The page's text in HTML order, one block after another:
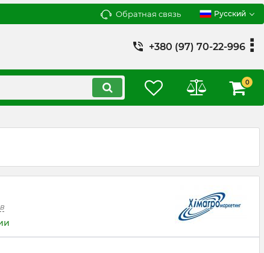
Обратная связь Русский
+380 (97) 70-22-996
0